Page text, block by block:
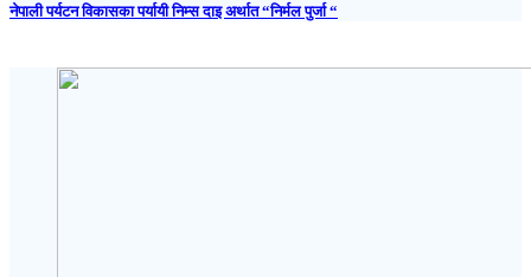
नेपाली पर्यटन विकासका पर्यायी निम्स दाइ अर्थात “निर्मल पुर्जा “